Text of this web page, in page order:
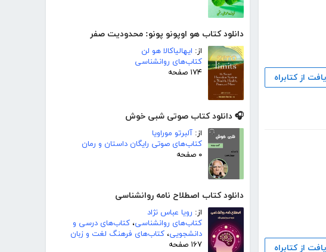
دانلود کتاب هو اوپونو پونو: محدودیت صفر
از: ایهالیاکالا هو لن
کتاب‌های روانشناسی
۱۷۴ صفحه
🎧 دانلود کتاب صوتی شبی خوش
از: آلبرتو موراویا
کتاب‌های صوتی رایگان داستان و رمان
۰ صفحه
دانلود کتاب اصطلاح نامه روانشناسی
از: رویا عباس نژاد
کتاب‌های روانشناسی، کتاب‌های درسی و
دانشجویی، کتاب‌های فرهنگ لغت و زبان
۱۶۷ صفحه
از کتابراه
از کتابراه